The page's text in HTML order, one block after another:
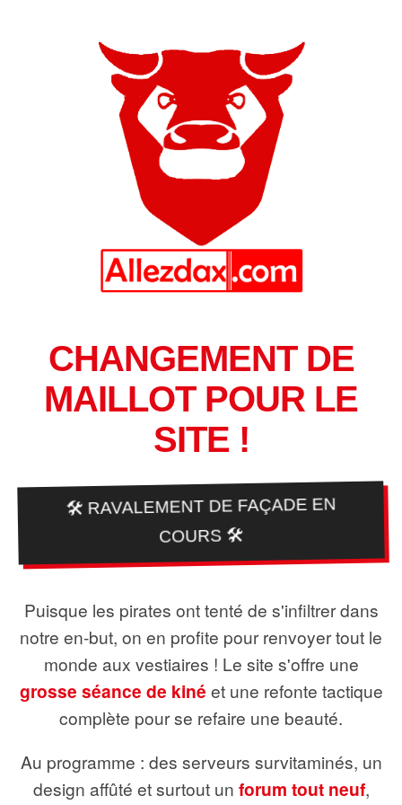
CHANGEMENT DE
MAILLOT POUR LE
SITE !
🛠️ RAVALEMENT DE FAÇADE EN
COURS 🛠️
Puisque les pirates ont tenté de s'infiltrer dans
notre en-but, on en profite pour renvoyer tout le
monde aux vestiaires ! Le site s'offre une
grosse séance de kiné et une refonte tactique
complète pour se refaire une beauté.
Au programme : des serveurs survitaminés, un
design affûté et surtout un forum tout neuf,